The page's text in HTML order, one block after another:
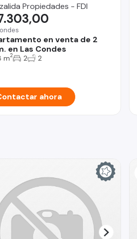
Propiedades - FDI
en venta de 2
en Las Condes
m2 2 2
ahora